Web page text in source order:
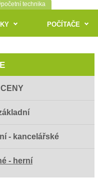
technika
POČÍTAČE
- kancelářské
- herní